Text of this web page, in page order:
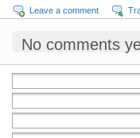
Leave a comment
No comments